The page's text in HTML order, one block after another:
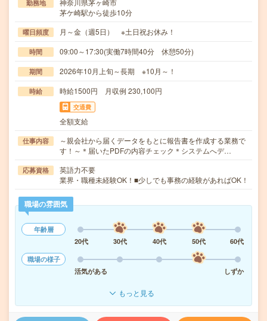
勤務地
神奈川県茅ヶ崎市
茅ケ崎駅から徒歩10分
曜日頻度 月～金（週5日） ※土日祝お休み！
時間 09:00～17:30(実働7時間40分 休憩50分)
期間 2026年10月上旬～長期 ※10月～！
時給 時給1500円 月収例 230,100円
交通費
全額支給
仕事内容
～親会社から届くデータをもとに報告書を作成する業務で
す！～＊届いたPDFの内容チェック＊システムへデ…
応募資格
英語力不要
業界・職種未経験OK！■少しでも事務の経験があればOK！
職場の雰囲気
年齢層
20代
30代 40代 50代
60代
職場の様子
活気がある
しずか
もっと見る